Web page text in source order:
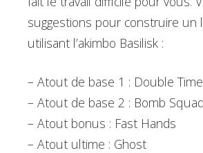
suggestions pour construire un
utilisant l’akimbo Basilisk :
– Atout de base 1 : Double Time
– Atout de base 2 : Bomb Squad
– Atout bonus : Fast Hands
– Atout ultime : Ghost